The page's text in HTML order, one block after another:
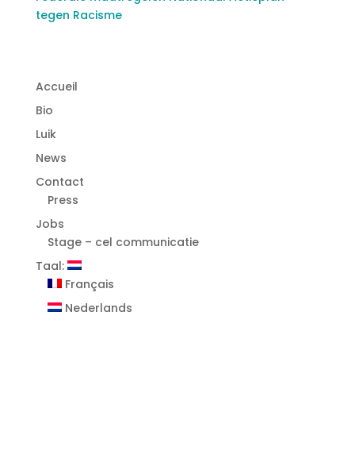
tegen Racisme
Accueil
Bio
Luik
News
Contact
Press
Jobs
Stage – cel communicatie
Taal:
Français
Nederlands